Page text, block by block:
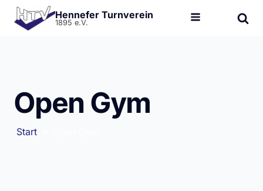
Hennefer Turnverein
1895 e.V.
Open Gym
Start